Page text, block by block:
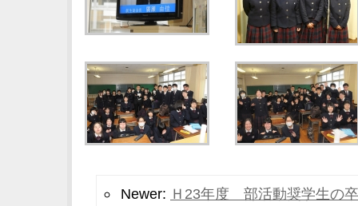
Newer: Ｈ23年度 部活動奨学生の